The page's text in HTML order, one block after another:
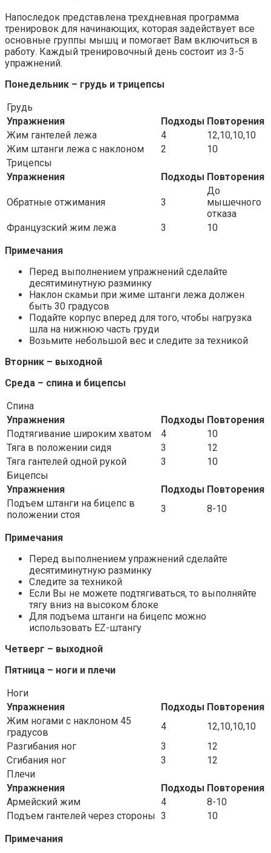
Напоследок представлена трехдневная программа
тренировок для начинающих, которая задействует все
основные группы мышц и помогает Вам включиться в
работу. Каждый тренировочный день состоит из 3-5
упражнений.
Понедельник – грудь и трицепсы
Грудь
Упражнения
Подходы Повторения
Жим гантелей лежа
4
12,10,10,10
Жим штанги лежа с наклоном
2
10
Трицепсы
Упражнения
Подходы Повторения
Обратные отжимания 3
До
мышечного
отказа
Французский жим лежа
3
10
Примечания
Перед выполнением упражнений сделайте
десятиминутную разминку
Наклон скамьи при жиме штанги лежа должен
быть 30 градусов
Подайте корпус вперед для того, чтобы нагрузка
шла на нижнюю часть груди
Возьмите небольшой вес и следите за техникой
Вторник – выходной
Среда – спина и бицепсы
Спина
Упражнения
Подходы Повторения
Подтягивание широким хватом
4
10
Тяга в положении сидя
3
12
Тяга гантелей одной рукой
3
10
Бицепсы
Упражнения
Подходы Повторения
Подъем штанги на бицепс в
положении стоя
3 8-10
Примечания
Перед выполнением упражнений сделайте
десятиминутную разминку
Следите за техникой
Если Вы не можете подтягиваться, то выполняйте
тягу вниз на высоком блоке
Для подъема штанги на бицепс можно
использовать EZ-штангу
Четверг – выходной
Пятница – ноги и плечи
Ноги
Упражнения
Подходы Повторения
Жим ногами с наклоном 45
градусов
4
12,10,10,10
Разгибания ног
3
12
Сгибания ног
3
12
Плечи
Упражнения
Подходы Повторения
Армейский жим
4
8-10
Подъем гантелей через стороны 3
10
Примечания